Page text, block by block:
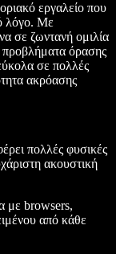
εργαλείο που
λόγο. Με
σε ζωντανή ομιλία
προβλήματα όρασης
σε πολλές
ακρόασης
πολλές φυσικές
ακουστική
με browsers,
από κάθε